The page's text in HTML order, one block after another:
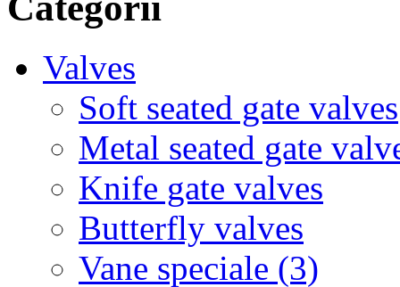
Valves
Soft seated gate valves
Metal seated gate
Knife gate valves
Butterfly valves
Vane speciale (3)